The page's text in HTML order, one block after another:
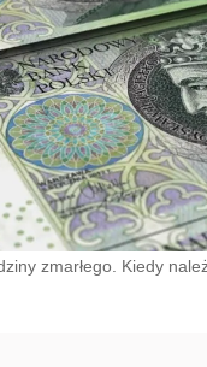
zmarłego. Kiedy